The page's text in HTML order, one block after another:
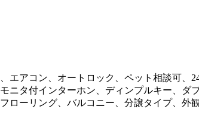
エアコン、オートロック、ペット相談可
ニタ付インターホン、ディンプルキー、
ローリング、バルコニー、分譲タイプ、外